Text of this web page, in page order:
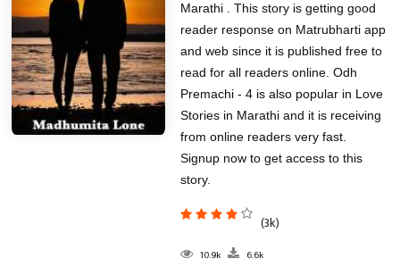
Marathi . This story is getting good
reader response on Matrubharti app
and web since it is published free to
read for all readers online. Odh
Premachi - 4 is also popular in Love
Stories in Marathi and it is receiving
from online readers very fast.
Signup now to get access to this
story.
(3k)
10.9k 6.6k